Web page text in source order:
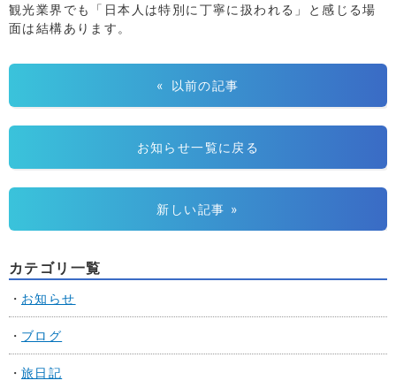
観光業界でも「日本人は特別に丁寧に扱われる」と感じる場
面は結構あります。
« 以前の記事
お知らせ一覧に戻る
新しい記事 »
カテゴリ一覧
お知らせ
ブログ
旅日記